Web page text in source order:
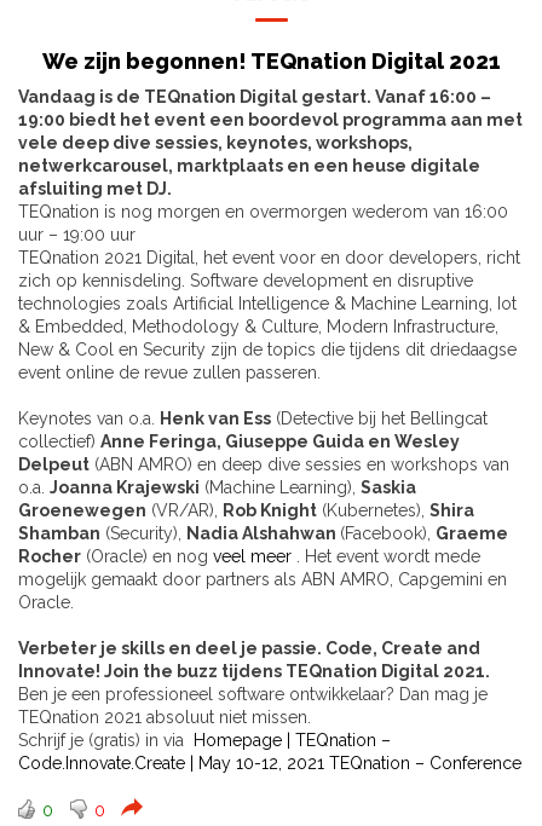
We zijn begonnen! TEQnation Digital 2021
Vandaag is de TEQnation Digital gestart. Vanaf 16:00 –
19:00 biedt het event een boordevol programma aan met
vele deep dive sessies, keynotes, workshops,
netwerkcarousel, marktplaats en een heuse digitale
afsluiting met DJ.
TEQnation is nog morgen en overmorgen wederom van 16:00
uur – 19:00 uur
TEQnation 2021 Digital, het event voor en door developers, richt
zich op kennisdeling. Software development en disruptive
technologies zoals Artificial Intelligence & Machine Learning, Iot
& Embedded, Methodology & Culture, Modern Infrastructure,
New & Cool en Security zijn de topics die tijdens dit driedaagse
event online de revue zullen passeren.
Keynotes van o.a. Henk van Ess (Detective bij het Bellingcat
collectief) Anne Feringa, Giuseppe Guida en Wesley
Delpeut (ABN AMRO) en deep dive sessies en workshops van
o.a. Joanna Krajewski (Machine Learning), Saskia
Groenewegen (VR/AR), Rob Knight (Kubernetes), Shira
Shamban (Security), Nadia Alshahwan (Facebook), Graeme
Rocher (Oracle) en nog veel meer . Het event wordt mede
mogelijk gemaakt door partners als ABN AMRO, Capgemini en
Oracle.
Verbeter je skills en deel je passie. Code, Create and
Innovate! Join the buzz tijdens TEQnation Digital 2021.
Ben je een professioneel software ontwikkelaar? Dan mag je
TEQnation 2021 absoluut niet missen.
Schrijf je (gratis) in via
Homepage | TEQnation –
Code.Innovate.Create | May 10-12, 2021 TEQnation – Conference
0 0